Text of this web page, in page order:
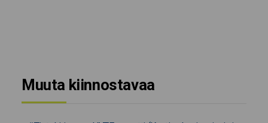
Muuta kiinnostavaa